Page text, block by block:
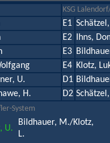
KSG
E1
E2
Ihns,
E3
E4 Klotz,
U. D1
H. D2
System
U.
Bildhauer, M./Klotz,
L.